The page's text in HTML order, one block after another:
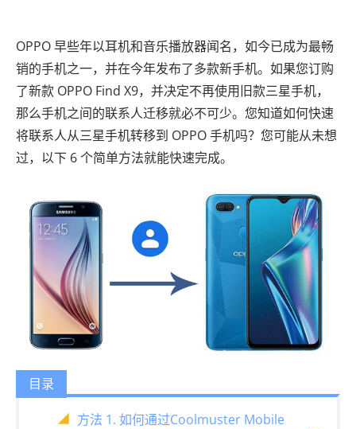
OPPO 早些年以耳机和音乐播放器闻名，如今已成为最畅
销的手机之一，并在今年发布了多款新手机。如果您订购
了新款 OPPO Find X9，并决定不再使用旧款三星手机，
那么手机之间的联系人迁移就必不可少。您知道如何快速
将联系人从三星手机转移到 OPPO 手机吗？您可能从未想
过，以下 6 个简单方法就能快速完成。
目录
方法 1. 如何通过Coolmuster Mobile